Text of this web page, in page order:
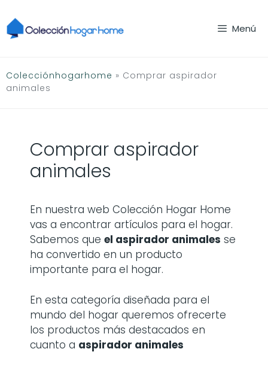
al
contenido
Menú
Colecciónhogarhome » Comprar aspirador
animales
Comprar aspirador
animales
En nuestra web Colección Hogar Home
vas a encontrar artículos para el hogar.
Sabemos que el aspirador animales se
ha convertido en un producto
importante para el hogar.
En esta categoría diseñada para el
mundo del hogar queremos ofrecerte
los productos más destacados en
cuanto a aspirador animales